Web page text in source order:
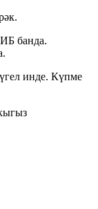
банда.
инде. Күпме